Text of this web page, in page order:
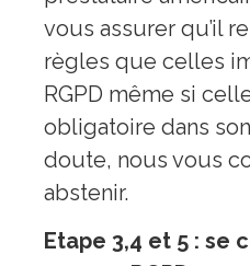
vous assurer qu’il
règles que celles
RGPD même si
obligatoire dans
doute, nous vous
abstenir.
Etape 3,4 et 5 : se